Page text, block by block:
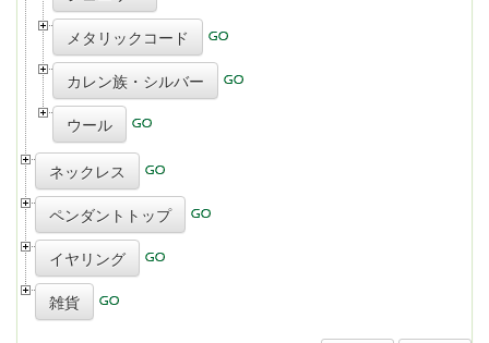
メタリックコード
カレン族・シルバー
ウール
ネックレス
ペンダントトップ
イヤリング
雑貨